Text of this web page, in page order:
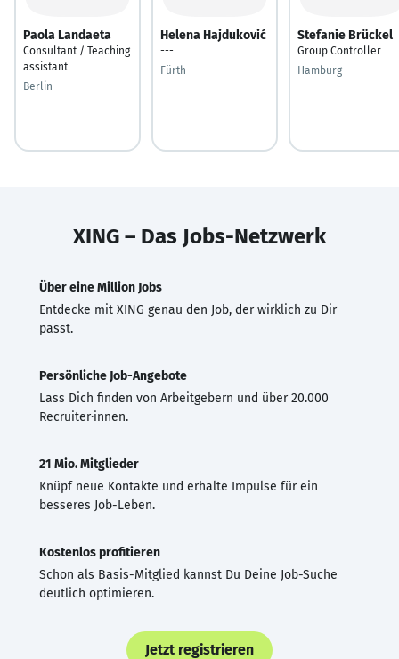
Paola Landaeta
Consultant / Teaching
assistant
Berlin
Helena Hajduković
---
Fürth
Stefanie Brückel
Group Controller
Hamburg
XING – Das Jobs-Netzwerk
Über eine Million Jobs
Entdecke mit XING genau den Job, der wirklich zu Dir
passt.
Persönliche Job-Angebote
Lass Dich finden von Arbeitgebern und über 20.000
Recruiter·innen.
21 Mio. Mitglieder
Knüpf neue Kontakte und erhalte Impulse für ein
besseres Job-Leben.
Kostenlos profitieren
Schon als Basis-Mitglied kannst Du Deine Job-Suche
deutlich optimieren.
Jetzt registrieren